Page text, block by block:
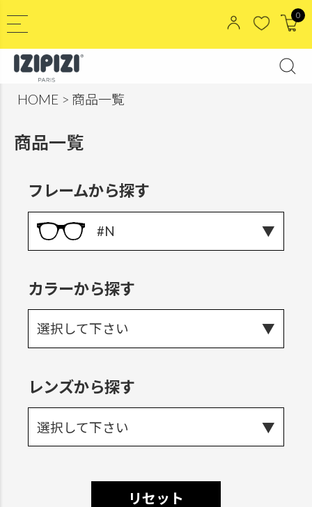
0
HOME 商品一覧
商品一覧
フレームから探す
#N
カラーから探す
選択して下さい
レンズから探す
選択して下さい
リセット